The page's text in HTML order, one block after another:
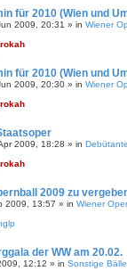
für 2010 (Wien und
2009, 20:31 » in Wiener
für 2010 (Wien und
2009, 20:30 » in Wiener
2009, 18:28 » in
2009 zu
2009, 13:57 » in Wiener
der WW am 20.02.
12:12 » in Sonstige Bälle